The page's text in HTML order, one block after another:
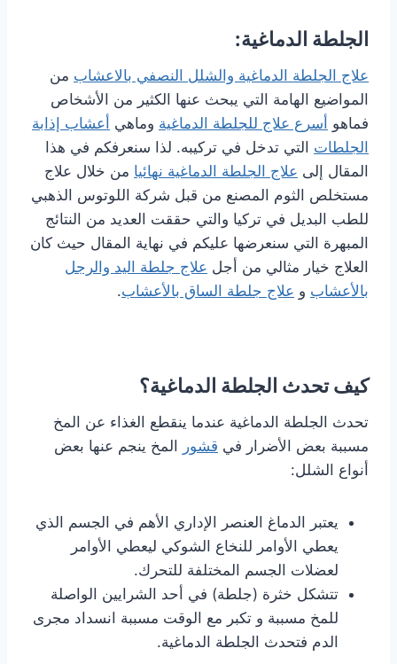
الجلطة الدماغية:
علاج الجلطة الدماغية والشلل النصفي بالاعشاب من
المواضيع الهامة التي يبحث عنها الكثير من الأشخاص
فماهو أسرع علاج للجلطة الدماغية وماهي أعشاب إذابة
الجلطات التي تدخل في تركيبه. لذا سنعرفكم في هذا
المقال إلى علاج الجلطة الدماغية نهائيا من خلال علاج
مستخلص الثوم المصنع من قبل شركة اللوتوس الذهبي
للطب البديل في تركيا والتي حققت العديد من النتائج
المبهرة التي سنعرضها عليكم في نهاية المقال حيث كان
العلاج خيار مثالي من أجل علاج جلطة اليد والرجل
بالأعشاب و علاج جلطة الساق بالأعشاب.
كيف تحدث الجلطة الدماغية؟
تحدث الجلطة الدماغية عندما ينقطع الغذاء عن المخ
مسببة بعض الأضرار في قشور
المخ ينجم عنها بعض
أنواع الشلل:
يعتبر الدماغ العنصر الإداري الأهم في الجسم الذي
يعطي الأوامر للنخاع الشوكي ليعطي الأوامر
لعضلات الجسم المختلفة للتحرك.
تتشكل خثرة (جلطة) في أحد الشرايين الواصلة
للمخ مسببة و تكبر مع الوقت مسببة انسداد مجرى
الدم فتحدث الجلطة الدماغية.